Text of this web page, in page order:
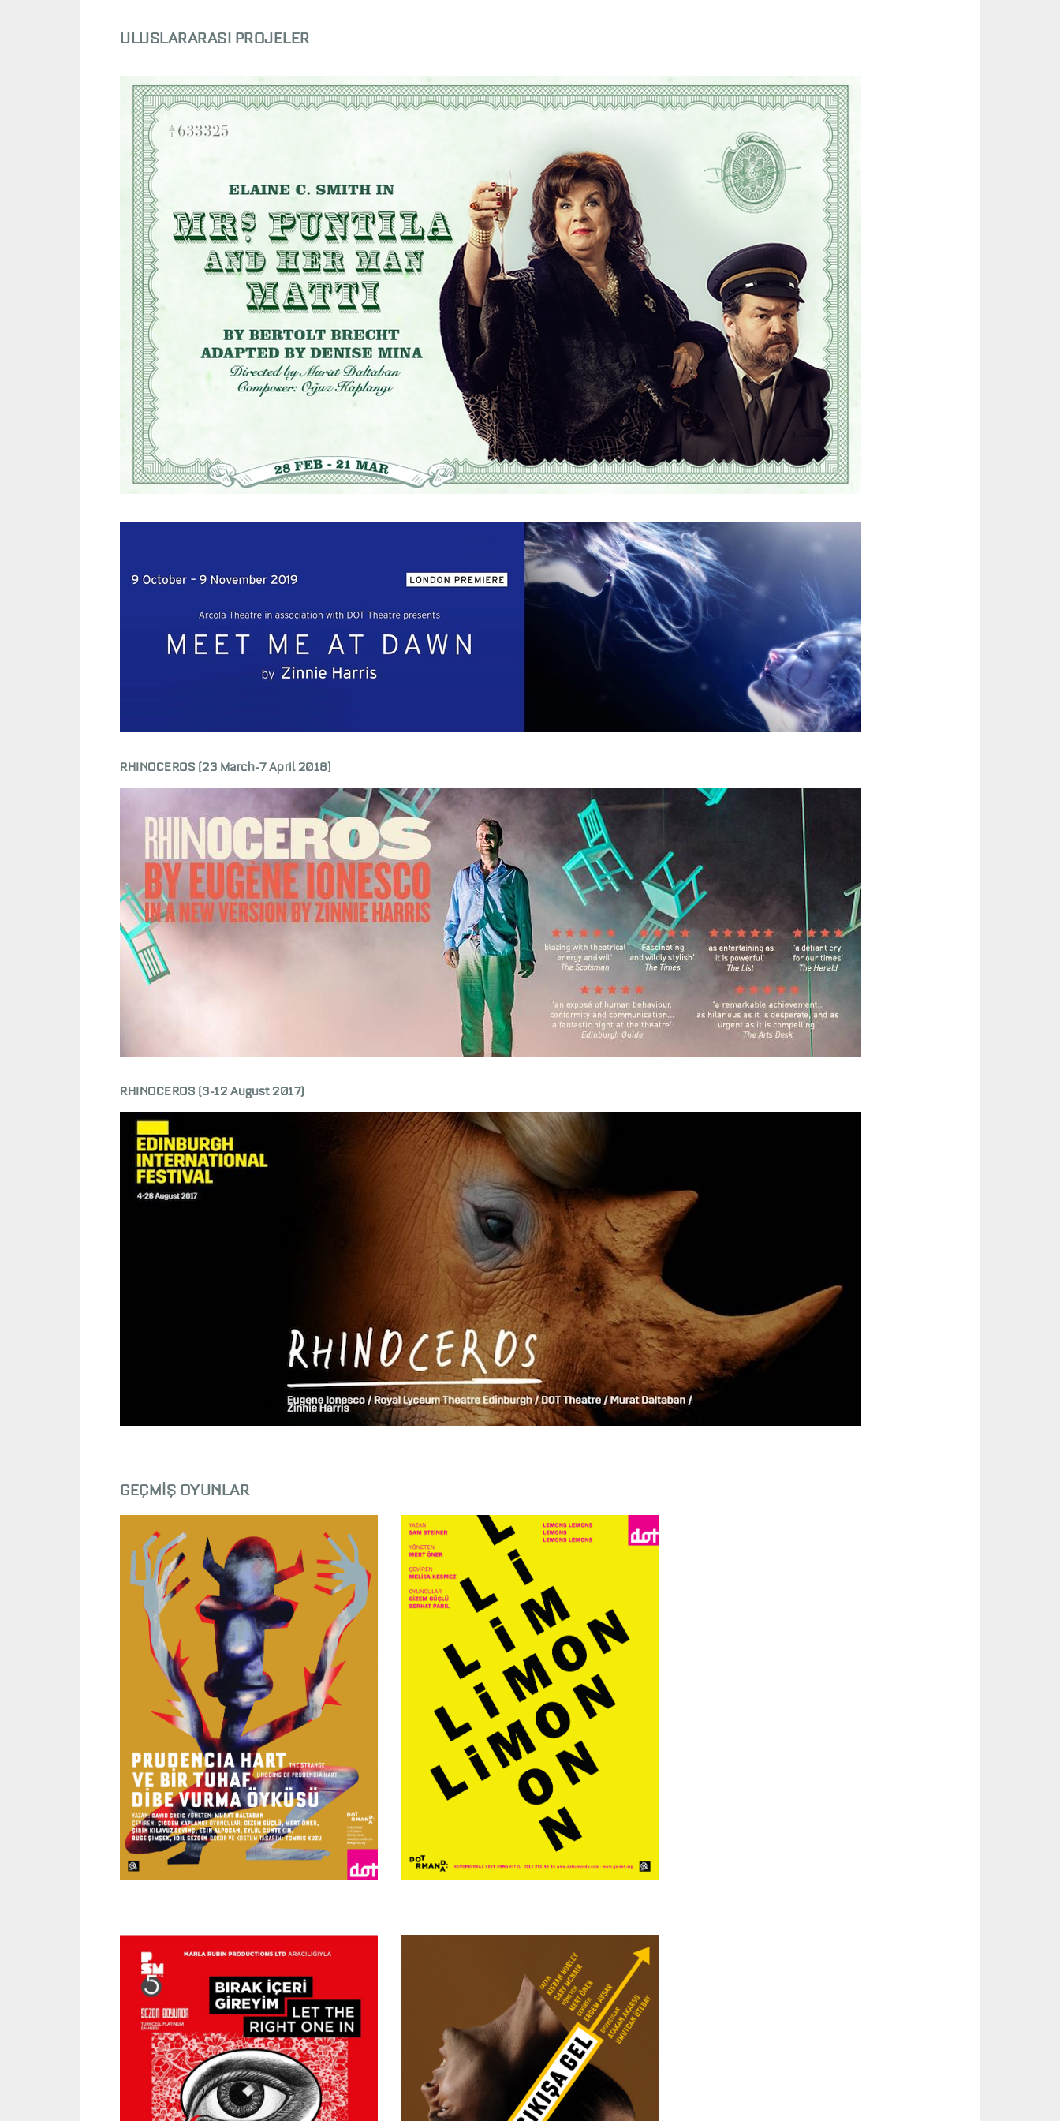
ULUSLARARASI PROJELER
RHINOCEROS (23 March-7 April 2018)
RHINOCEROS (3-12 August 2017)
GEÇMİŞ OYUNLAR